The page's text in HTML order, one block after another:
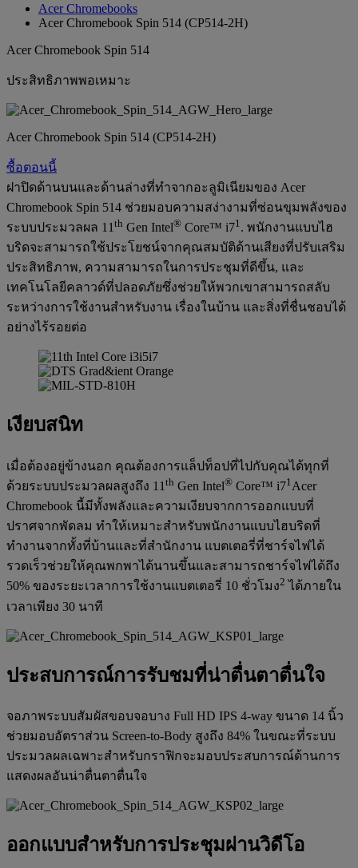
Acer Chromebooks
Acer Chromebook Spin 514 (CP514-2H)
Acer Chromebook Spin 514
ประสิทธิภาพพอเหมาะ
Acer Chromebook Spin 514 (CP514-2H)
ซื้อตอนนี้
ฝาปิดด้านบนและด้านล่างที่ทำจากอะลูมิเนียมของ Acer
Chromebook Spin 514 ช่วยมอบความสง่างามที่ซ่อนขุมพลังของ
ระบบประมวลผล 11 th Gen Intel® Core™ i71 . พนักงานแบบไฮ
บริดจะสามารถใช้ประโยชน์จากคุณสมบัติด้านเสียงที่ปรับเสริม
ประสิทธิภาพ, ความสามารถในการประชุมที่ดีขึ้น, และ
เทคโนโลยีคลาวด์ที่ปลอดภัยซึ่งช่วยให้พวกเขาสามารถสลับ
ระหว่างการใช้งานสำหรับงาน เรื่องในบ้าน และสิ่งที่ชื่นชอบได้
อย่างไร้รอยต่อ
เงียบสนิท
เมื่อต้องอยู่ข้างนอก คุณต้องการแล็ปท็อปที่ไปกับคุณได้ทุกที่
ด้วยระบบประมวลผลสูงถึง 11 th Gen Intel® Core™ i71Acer
Chromebook นี้มีทั้งพลังและความเงียบจากการออกแบบที่
ปราศจากพัดลม ทำให้เหมาะสำหรับพนักงานแบบไฮบริดที่
ทำงานจากทั้งที่บ้านและที่สำนักงาน แบตเตอรี่ที่ชาร์จไฟได้
รวดเร็วช่วยให้คุณพกพาได้นานขึ้นและสามารถชาร์จไฟได้ถึง
50% ของระยะเวลาการใช้งานแบตเตอรี่ 10 ชั่วโมง2 ได้ภายใน
เวลาเพียง 30 นาที
ประสบการณ์การรับชมที่น่าตื่นตาตื่นใจ
จอภาพระบบสัมผัสขอบจอบาง Full HD IPS 4-way ขนาด 14 นิ้ว
ช่วยมอบอัตราส่วน Screen-to-Body สูงถึง 84% ในขณะที่ระบบ
ประมวลผลเฉพาะสำหรับกราฟิกจะมอบประสบการณ์ด้านการ
แสดงผลอันน่าตื่นตาตื่นใจ
ออกแบบสำหรับการประชุมผ่านวิดีโอ